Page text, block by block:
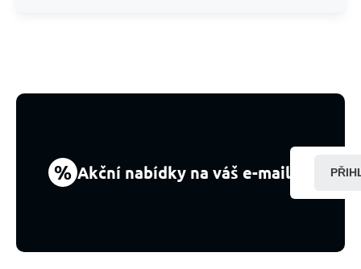
% Akční nabídky na váš e-mail